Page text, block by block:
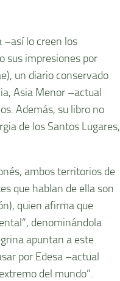
–así lo creen los
sus impresiones por
un diario conservado
Asia Menor –actual
Además, su libro no
de los Santos Lugares,
ambos territorios de
que hablan de ella son
quien afirma que
denominándola
apuntan a este
por Edesa –actual
del mundo”.